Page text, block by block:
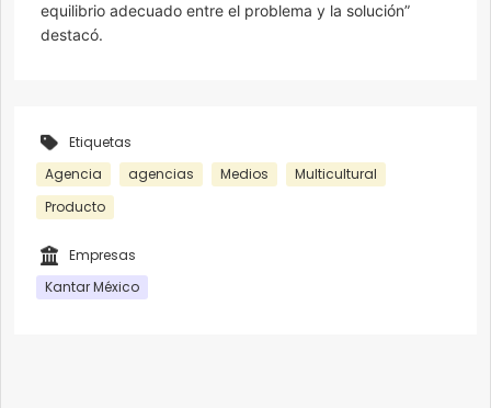
equilibrio adecuado entre el problema y la solución”
destacó.
Etiquetas
Agencia
agencias Medios
Multicultural
Producto
Empresas
Kantar México